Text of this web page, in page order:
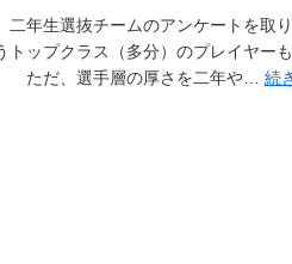
年生選抜チームのアンケートを取
ップクラス（多分）のプレイヤー
ただ、選手層の厚さを二年や… 続